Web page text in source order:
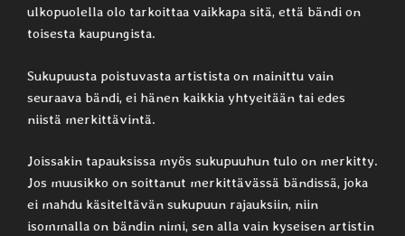
ulkopuolella olo tarkoittaa vaikkapa sitä, että bändi on
toisesta kaupungista.
Sukupuusta poistuvasta artistista on mainittu vain
seuraava bändi, ei hänen kaikkia yhtyeitään tai edes
niistä merkittävintä.
Joissakin tapauksissa myös sukupuuhun tulo on merkitty.
Jos muusikko on soittanut merkittävässä bändissä, joka
ei mahdu käsiteltävän sukupuun rajauksiin, niin
isommalla on bändin nimi, sen alla vain kyseisen artistin